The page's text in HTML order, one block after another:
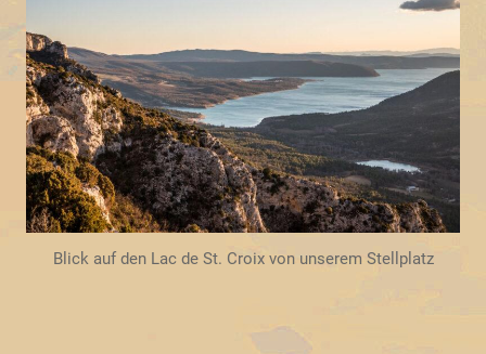
Blick auf den Lac de St. Croix von unserem Stellplatz